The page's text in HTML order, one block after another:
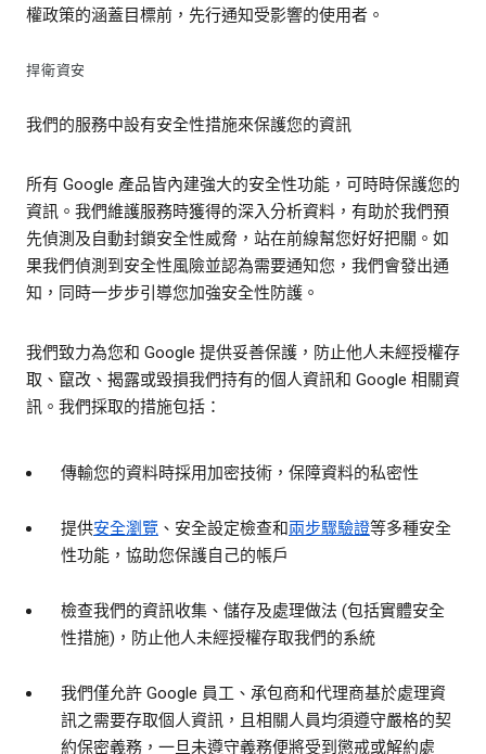
權政策的涵蓋目標前，先行通知受影響的使用者。
捍衛資安
我們的服務中設有安全性措施來保護您的資訊
所有 Google 產品皆內建強大的安全性功能，可時時保護您的
資訊。我們維護服務時獲得的深入分析資料，有助於我們預
先偵測及自動封鎖安全性威脅，站在前線幫您好好把關。如
果我們偵測到安全性風險並認為需要通知您，我們會發出通
知，同時一步步引導您加強安全性防護。
我們致力為您和 Google 提供妥善保護，防止他人未經授權存
取、竄改、揭露或毀損我們持有的個人資訊和 Google 相關資
訊。我們採取的措施包括：
傳輸您的資料時採用加密技術，保障資料的私密性
提供安全瀏覽 、安全設定檢查和兩步驟驗證等多種安全
性功能，協助您保護自己的帳戶
檢查我們的資訊收集、儲存及處理做法 (包括實體安全
性措施)，防止他人未經授權存取我們的系統
我們僅允許 Google 員工、承包商和代理商基於處理資
訊之需要存取個人資訊，且相關人員均須遵守嚴格的契
約保密義務，一旦未遵守義務便將受到懲戒或解約處